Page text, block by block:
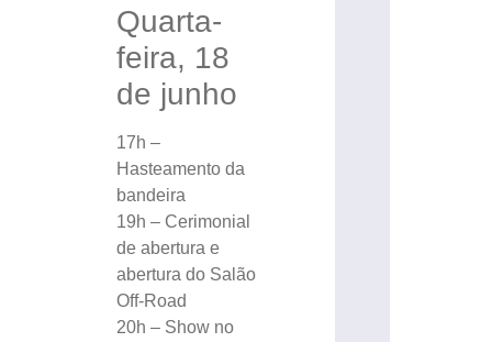
Quarta-
feira, 18
de junho
17h –
Hasteamento da
bandeira
19h – Cerimonial
de abertura e
abertura do Salão
Off-Road
20h – Show no